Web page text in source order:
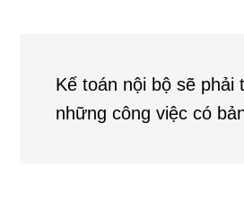
Kế toán nội bộ sẽ phải
những công việc có